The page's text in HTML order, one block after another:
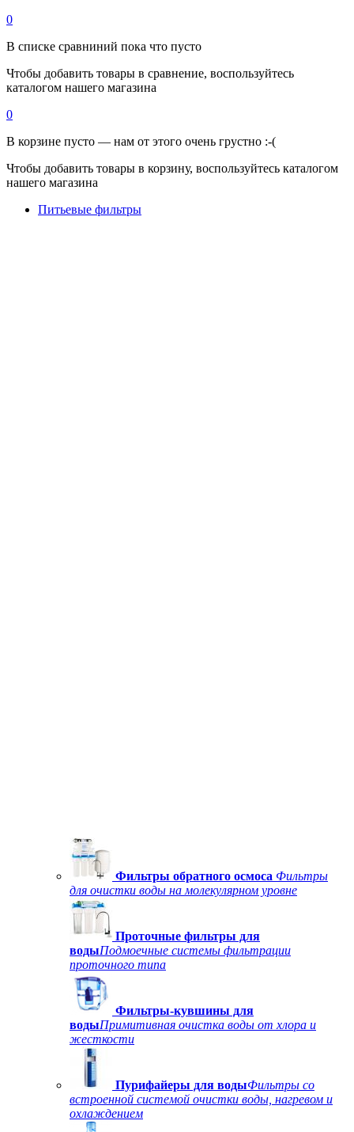
0
В списке сравниний пока что пусто
Чтобы добавить товары в сравнение, воспользуйтесь
каталогом нашего магазина
0
В корзине пусто — нам от этого очень грустно :-(
Чтобы добавить товары в корзину, воспользуйтесь каталогом
нашего магазина
Питьевые фильтры
Фильтры обратного осмоса Фильтры
для очистки воды на молекулярном уровне
Проточные фильтры для
водыПодмоечные системы фильтрации
проточного типа
Фильтры-кувшины для
водыПримитивная очистка воды от хлора и
жесткости
Пурифайеры для водыФильтры со
встроенной системой очистки воды, нагревом и
охлаждением